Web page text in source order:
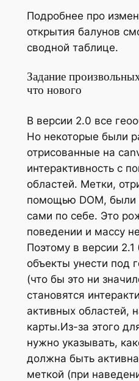
Подробнее про
открытия балунов
сводной таблице.
Задание
что нового
В версии 2.0 все
Но некоторые были
отрисованные на
интерактивность с
областей. Метки,
помощью DOM, были
сами по себе. Это
поведении и массу
Поэтому в версии
объекты унести под
(что бы это ни
становятся
активных областей,
карты.Из-за этого
нужно указывать,
должна быть
меткой (при